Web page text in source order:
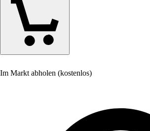
Im Markt abholen (kostenlos)